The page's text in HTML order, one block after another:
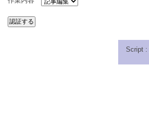
Script :